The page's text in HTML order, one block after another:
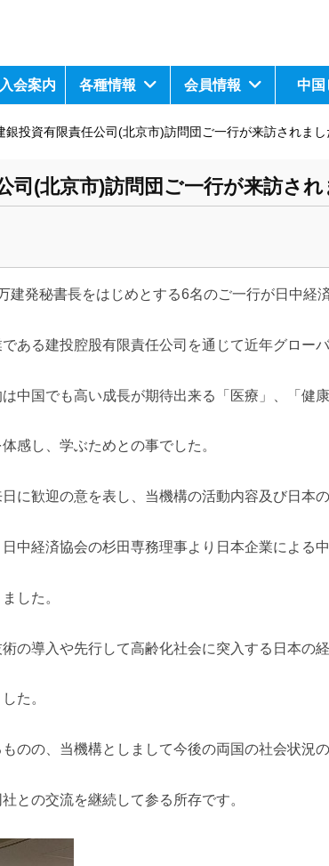
入会案内 各種情報 会員情報 中国
銀投資有限責任公司(北京市)訪問団ご一行が来訪されまし
司(北京市)訪問団ご一行が来訪さ
建発秘書長をはじめとする6名のご一行が日中経
ある建投腔股有限責任公司を通じて近年グロー
中国でも高い成長が期待出来る「医療」、「健康
感し、学ぶためとの事でした。
に歓迎の意を表し、当機構の活動内容及び日本の
中経済協会の杉田専務理事より日本企業による
した。
の導入や先行して高齢化社会に突入する日本の
た。
のの、当機構としまして今後の両国の社会状況
との交流を継続して参る所存です。